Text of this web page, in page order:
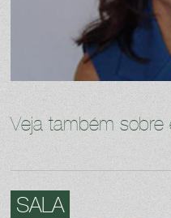
Veja também sobre
SALA